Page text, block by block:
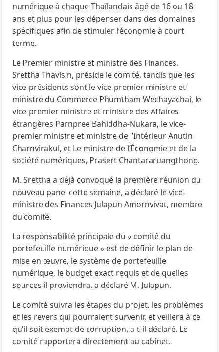
numérique à chaque Thaïlandais âgé de 16 ou 18
ans et plus pour les dépenser dans des domaines
spécifiques afin de stimuler l’économie à court
terme.
Le Premier ministre et ministre des Finances,
Srettha Thavisin, préside le comité, tandis que les
vice-présidents sont le vice-premier ministre et
ministre du Commerce Phumtham Wechayachai, le
vice-premier ministre et ministre des Affaires
étrangères Parnpree Bahiddha-Nukara, le vice-
premier ministre et ministre de l’Intérieur Anutin
Charnvirakul, et Le ministre de l’Économie et de la
société numériques, Prasert Chantararuangthong.
M. Srettha a déjà convoqué la première réunion du
nouveau panel cette semaine, a déclaré le vice-
ministre des Finances Julapun Amornvivat, membre
du comité.
La responsabilité principale du « comité du
portefeuille numérique » est de définir le plan de
mise en œuvre, le système de portefeuille
numérique, le budget exact requis et de quelles
sources il proviendra, a déclaré M. Julapun.
Le comité suivra les étapes du projet, les problèmes
et les revers qui pourraient survenir, et veillera à ce
qu’il soit exempt de corruption, a-t-il déclaré. Le
comité rapportera directement au cabinet.